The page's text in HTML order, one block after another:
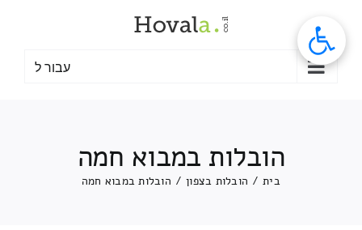
עבור ל
הובלות במבוא חמה
בית / הובלות בצפון / הובלות במבוא חמה